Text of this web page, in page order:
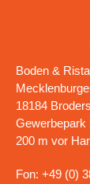
Boden &
18184
Gewerbepark
200 m vor
Fon: +49 (0)